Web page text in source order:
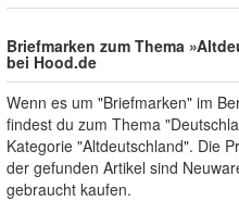
Briefmarken zum Thema
bei Hood.de
Wenn es um "Briefmarken" im
findest du zum Thema
Kategorie "Altdeutschland". Die
der gefunden Artikel sind
gebraucht kaufen.